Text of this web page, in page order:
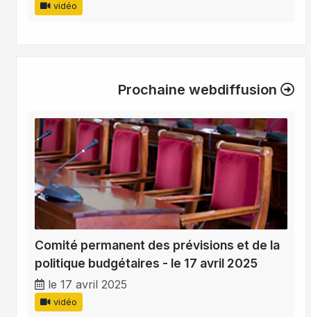
vidéo
Prochaine webdiffusion
Comité permanent des prévisions et de la
politique budgétaires - le 17 avril 2025
le 17 avril 2025
vidéo